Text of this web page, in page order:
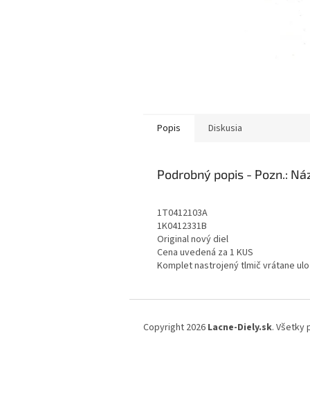
Popis Diskusia
Podrobný popis
1T0412103A
1K0412331B
Original nový diel
Cena uvedená za 1 KUS
Komplet nastrojený tlmič vrátane
Copyright 2026 Lacne-Diely.sk. Všetky